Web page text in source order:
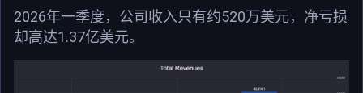
2026年一季度，公司收入只有约520万美元，净亏损
却高达1.37亿美元。